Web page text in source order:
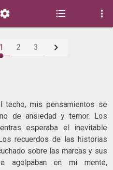
  
1 2 3 
techo, mis pensamientos se
de ansiedad y temor. Los
esperaba el inevitable
recuerdos de las historias
sobre las marcas y sus
agolpaban en mi mente,